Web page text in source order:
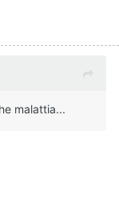
malattia...